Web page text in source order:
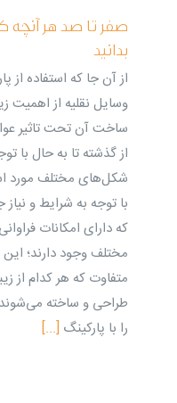
صفر تا صد هر آنچه
بدانید
از آن جا که استفاده از
وسایل نقلیه از اهمیت
ساخت آن تحت تاثیر
از گذشته تا به حال با
شکل‌های مختلف مورد
با توجه به شرایط و
که دارای امکانات
مختلف وجود دارند؛
متفاوت که هر کدام از
طراحی و ساخته
را با پارکینگ [...]